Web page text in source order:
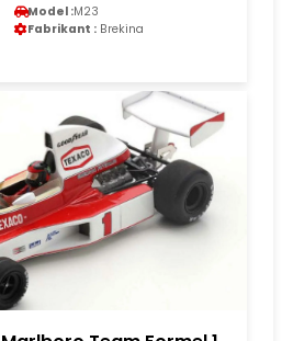
Model :M23
Fabrikant : Brekina